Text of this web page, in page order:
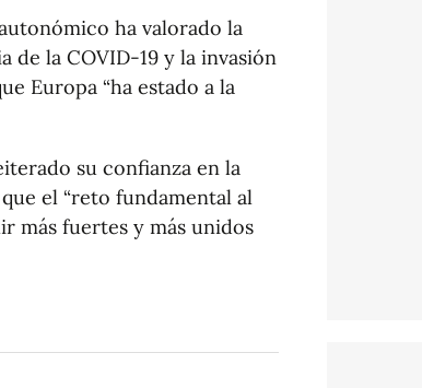
ha valorado la
de la COVID-19 y la invasión
Europa “ha estado a la
su confianza en la
el “reto fundamental al
más fuertes y más unidos